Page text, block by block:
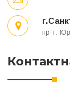
пр-т.